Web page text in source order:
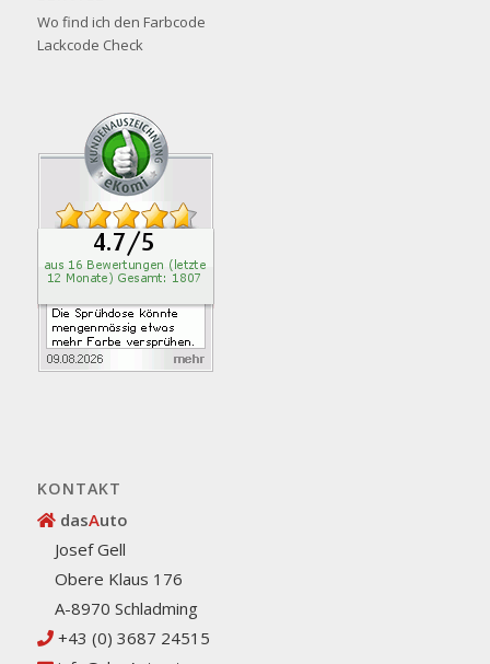
Wo find ich den Farbcode
Lackcode Check
KONTAKT
dasAuto
Josef Gell
Obere Klaus 176
A-8970 Schladming
+43 (0) 3687 24515